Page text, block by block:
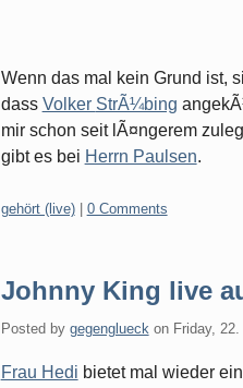
Wenn das mal kein Grund ist,
dass Volker StrÃ¼bing
mir schon seit lÃ¤ngerem
gibt es bei Herrn Paulsen.
Categories:
gehört (live)| 0 Comments
Johnny King live
Posted by gegenglueckon Friday,
Frau Hedi bietet mal wieder